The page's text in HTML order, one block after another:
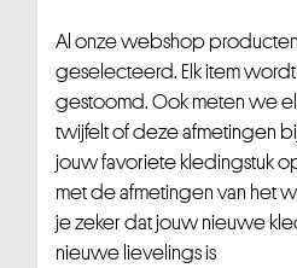
Al onze webshop
geselecteerd. Elk item
gestoomd. Ook meten we
twijfelt of deze afmetingen
jouw favoriete kledingstuk
met de afmetingen van het
je zeker dat jouw nieuwe
nieuwe lievelings is